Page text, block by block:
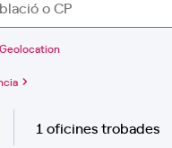
1 oficines trobades